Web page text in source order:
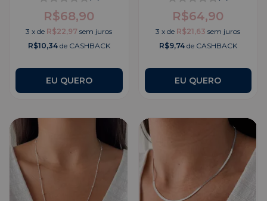
R$68,90
3 xde R$22,97 sem juros
R$10,34de CASHBACK
R$64,90
3 xde R$21,63 sem juros
R$9,74de CASHBACK